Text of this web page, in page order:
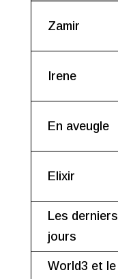
Zamir
Irene
En aveugle
Elixir
Les derniers
jours
World3 et le